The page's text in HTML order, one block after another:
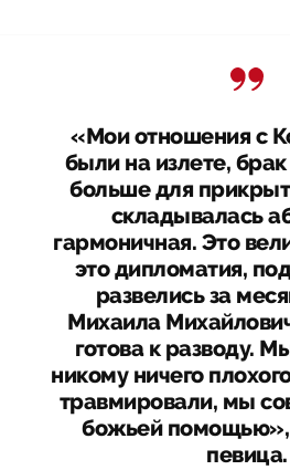
«Мои отношения с
были на излете,
больше для
складывалась
гармоничная. Это
это дипломатия,
развелись за
Михаила
готова к разводу.
никому ничего
травмировали, мы
божьей помощью»,
певица.